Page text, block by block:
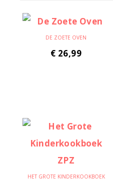
DE ZOETE OVEN
€ 26,99
HET GROTE KINDERKOOKBOEK